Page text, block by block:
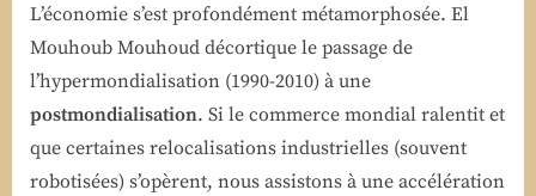
L’économie s’est profondément métamorphosée. El
Mouhoub Mouhoud décortique le passage de
l’hypermondialisation (1990-2010) à une
postmondialisation. Si le commerce mondial ralentit et
que certaines relocalisations industrielles (souvent
robotisées) s’opèrent, nous assistons à une accélération